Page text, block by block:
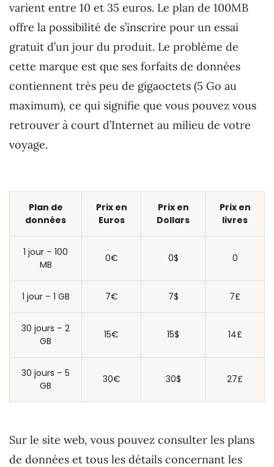
varient entre 10 et 35 euros. Le plan de 100MB
offre la possibilité de s’inscrire pour un essai
gratuit d’un jour du produit. Le problème de
cette marque est que ses forfaits de données
contiennent très peu de gigaoctets (5 Go au
maximum), ce qui signifie que vous pouvez vous
retrouver à court d’Internet au milieu de votre
voyage.
Plan de
données
Prix en
Euros
Prix en
Dollars
Prix en
livres
1 jour – 100
MB
0€ 0$ 0
1 jour – 1 GB 7€ 7$ 7£
30 jours – 2
GB
15€ 15$ 14£
30 jours – 5
GB
30€ 30$ 27£
Sur le site web, vous pouvez consulter les plans
de données et tous les détails concernant les